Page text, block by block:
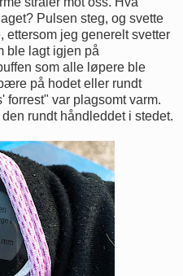
Pulsen steg, og svette
ettersom jeg generelt svetter
ble lagt igjen på
som alle løpere ble
på hodet eller rundt
forrest" var plagsomt varm.
rundt håndleddet i stedet.